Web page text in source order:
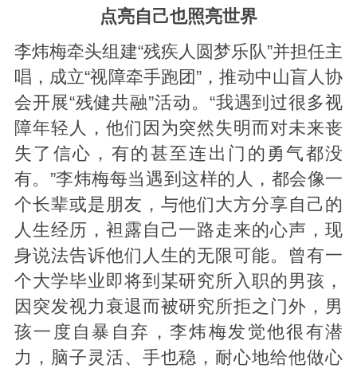
点亮自己也照亮世界
李炜梅牵头组建“残疾人圆梦乐队”并担任主
唱，成立“视障牵手跑团”，推动中山盲人协
会开展“残健共融”活动。“我遇到过很多视
障年轻人，他们因为突然失明而对未来丧
失了信心，有的甚至连出门的勇气都没
有。”李炜梅每当遇到这样的人，都会像一
个长辈或是朋友，与他们大方分享自己的
人生经历，袒露自己一路走来的心声，现
身说法告诉他们人生的无限可能。曾有一
个大学毕业即将到某研究所入职的男孩，
因突发视力衰退而被研究所拒之门外，男
孩一度自暴自弃，李炜梅发觉他很有潜
力，脑子灵活、手也稳，耐心地给他做心